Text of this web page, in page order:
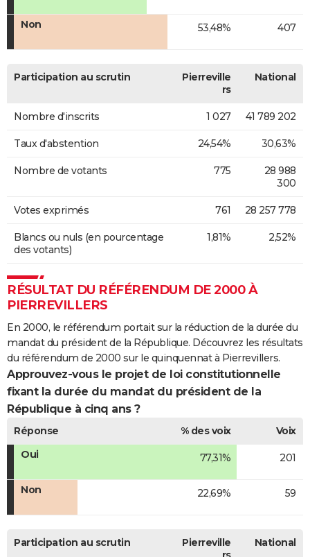
Non 53,48% 407
Participation au scrutin
Pierreville
rs
National
Nombre d'inscrits 1 027 41 789 202
Taux d'abstention 24,54% 30,63%
Nombre de votants 775
28 988
300
Votes exprimés 761 28 257 778
Blancs ou nuls (en pourcentage
des votants)
1,81% 2,52%
RÉSULTAT DU RÉFÉRENDUM DE 2000 À
PIERREVILLERS
En 2000, le référendum portait sur la réduction de la durée du
mandat du président de la République. Découvrez les résultats
du référendum de 2000 sur le quinquennat à Pierrevillers.
Approuvez-vous le projet de loi constitutionnelle
fixant la durée du mandat du président de la
République à cinq ans ?
Réponse % des voix
Voix
Oui
77,31% 201
Non 22,69% 59
Participation au scrutin
Pierreville
National